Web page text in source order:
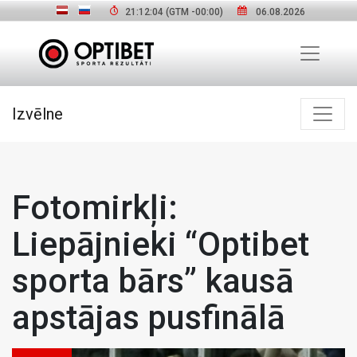
21:12:06(GTM -00:00) 06.08.2026
Izvēlne
Fotomirkļi:
Liepājnieki “Optibet
sporta bārs” kausā
apstājas pusfinālā